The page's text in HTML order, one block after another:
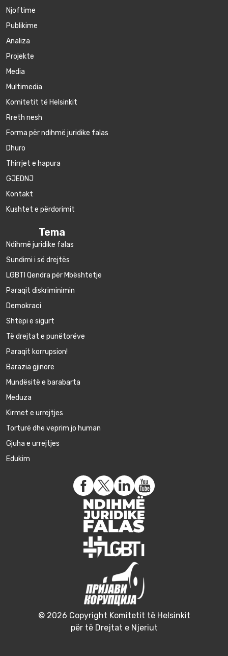
Njoftime
Publikime
Аnaliza
Projekte
Media
Multimedia
Komitetit të Helsinkit
Rreth nesh
Forma për ndihmë juridike falas
Dhuro
Thirrjet e hapura
GJEDNJ
Kontakt
Kushtet e përdorimit
Tema
Ndihmë juridike falas
Sundimi i së drejtës
LGBTI Qendra për Mbështetje
Paraqit diskriminimin
Demokraci
Shtëpi e sigurt
Të drejtat e punëtorëve
Paraqit korrupsion!
Barazia gjinore
Mundësitë e barabarta
Meduza
Kirmet e urrejtjes
Torturë dhe veprim jo human
Gjuha e urrejtjes
Edukim
© 2026 Copyright Komitetit të Helsinkit
për të Drejtat e Njeriut